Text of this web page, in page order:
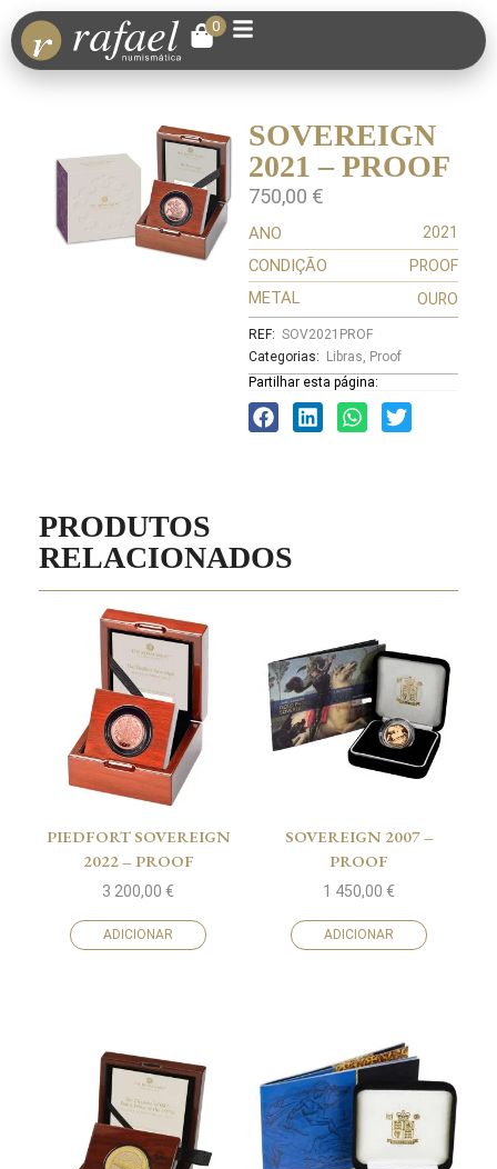
0
SOVEREIGN
2021 – PROOF
750,00 €
ANO 2021
CONDIÇÃO PROOF
METAL OURO
REF: SOV2021PROF
Categorias:
Libras, Proof
Partilhar esta página:
PRODUTOS
RELACIONADOS
PIEDFORT SOVEREIGN
2022 – PROOF
3 200,00 €
ADICIONAR
SOVEREIGN 2007 –
PROOF
1 450,00 €
ADICIONAR